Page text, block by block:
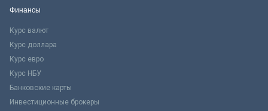
Финансы
Курс валют
Курс доллара
Курс евро
Курс НБУ
Банковские карты
Инвестиционные брокеры